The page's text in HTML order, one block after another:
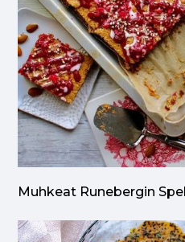
Muhkeat Runebergin